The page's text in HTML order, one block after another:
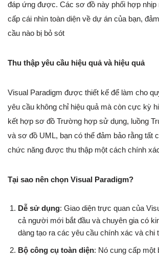
đáp ứng được. Các sơ đồ này phối hợp nhịp
cấp cái nhìn toàn diện về dự án của bạn,
cầu nào bị bỏ sót
Thu thập yêu cầu hiệu quả và hiệu quả
Visual Paradigm được thiết kế để làm cho
yêu cầu không chỉ hiệu quả mà còn cực kỳ
kết hợp sơ đồ Trường hợp sử dụng, luồng
và sơ đồ UML, bạn có thể đảm bảo rằng tất
chức năng được thu thập một cách chính
Tại sao nên chọn Visual Paradigm?
Dễ sử dụng: Giao diện trực quan của
cả người mới bắt đầu và chuyên gia có
dàng tạo ra các yêu cầu chính xác và chi
Bộ công cụ toàn diện: Nó cung cấp một